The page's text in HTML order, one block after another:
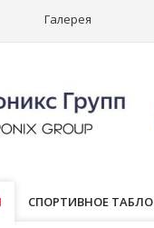
Галерея
СПОРТИВНОЕ ТАБЛО